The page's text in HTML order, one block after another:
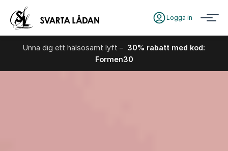
Logga in
Unna dig ett hälsosamt lyft – 30% rabatt med kod:
Formen30